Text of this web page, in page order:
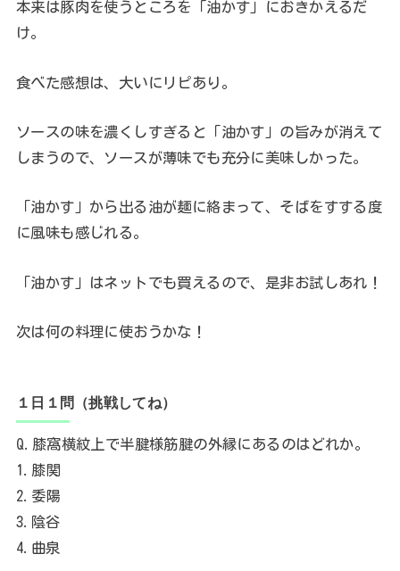
本来は豚肉を使うところを「油かす」におきかえるだ
け。
食べた感想は、大いにリピあり。
ソースの味を濃くしすぎると「油かす」の旨みが消えて
しまうので、ソースが薄味でも充分に美味しかった。
「油かす」から出る油が麺に絡まって、そばをすする度
に風味も感じれる。
「油かす」はネットでも買えるので、是非お試しあれ！
次は何の料理に使おうかな！
１日１問（挑戦してね）
Q.膝窩横紋上で半腱様筋腱の外縁にあるのはどれか。
1.膝関
2.委陽
3.陰谷
4.曲泉